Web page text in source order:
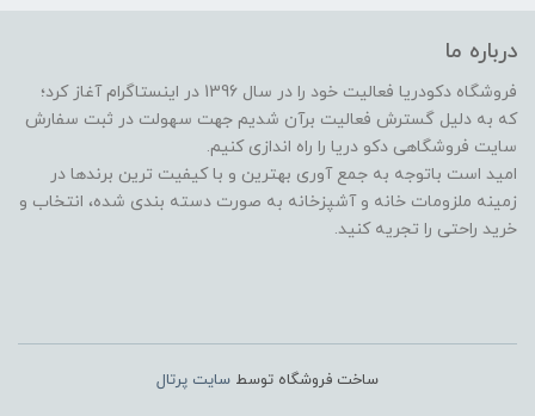
درباره ما
فروشگاه دکودریا فعالیت خود را در سال 1396 در اینستاگرام آغاز کرد؛
که به دلیل گسترش فعالیت برآن شدیم جهت سهولت در ثبت سفارش
سایت فروشگاهی دکو دریا را راه اندازی کنیم.
امید است باتوجه به جمع آوری بهترین و با کیفیت ترین برندها در
زمینه ملزومات خانه و آشپزخانه به صورت دسته بندی شده، انتخاب و
خرید راحتی را تجریه کنید.
ساخت فروشگاه توسط سایت پرتال